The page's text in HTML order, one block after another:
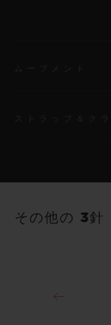
約48時間
ストラップ
その他の 3針